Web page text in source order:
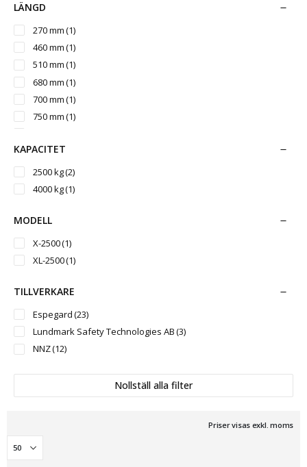
LÄNGD
270 mm(1)
460 mm(1)
510 mm(1)
680 mm(1)
700 mm(1)
750 mm(1)
950 mm
1000 mm(1)
1070 mm(1)
1420 mm
10 000 mm
KAPACITET
2500 kg(2)
4000 kg(1)
MODELL
X-2500(1)
XL-2500(1)
TILLVERKARE
Espegard(23)
Lundmark Safety Technologies AB(3)
NNZ(12)
Nollställ alla filter
Priser visas exkl. moms